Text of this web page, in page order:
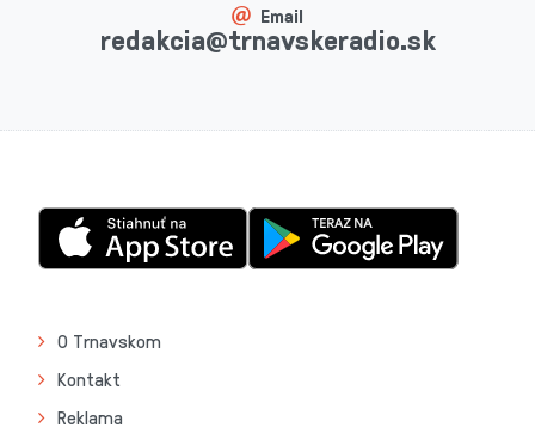
Email
redakcia@trnavskeradio.sk
O Trnavskom
Kontakt
Reklama